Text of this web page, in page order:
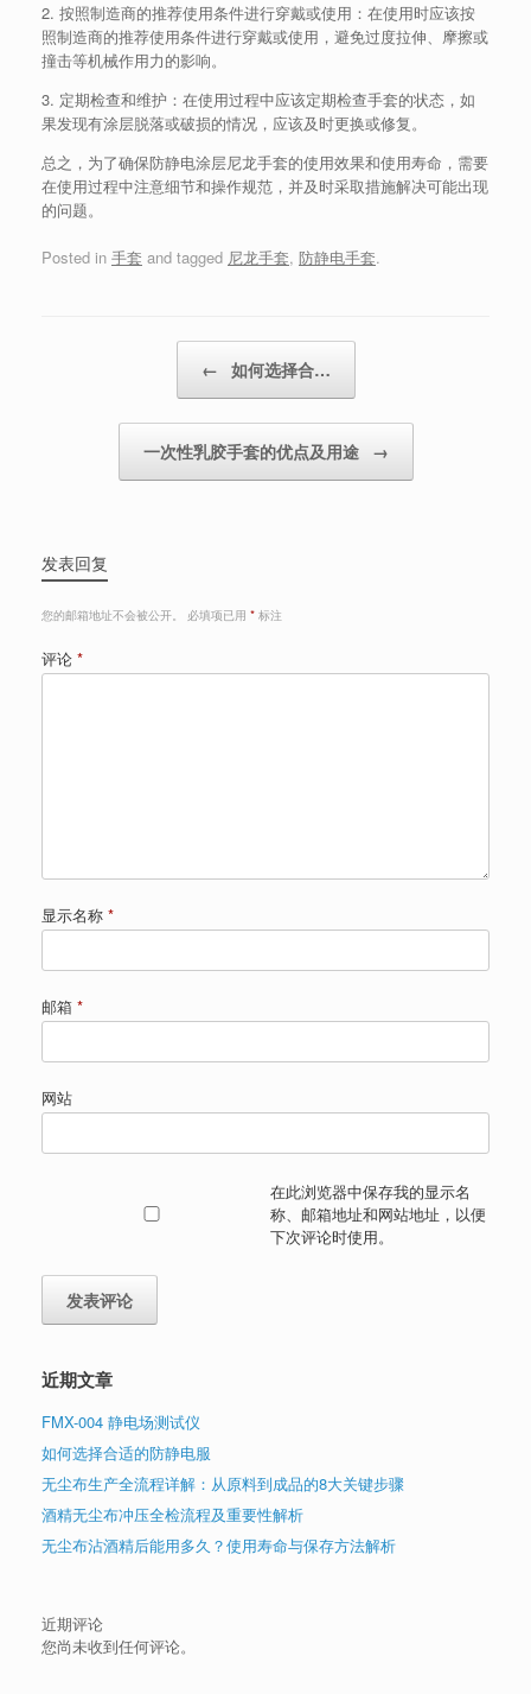
2. 按照制造商的推荐使用条件进行穿戴或使用：在使用时应该按
照制造商的推荐使用条件进行穿戴或使用，避免过度拉伸、摩擦或
撞击等机械作用力的影响。
3. 定期检查和维护：在使用过程中应该定期检查手套的状态，如
果发现有涂层脱落或破损的情况，应该及时更换或修复。
总之，为了确保防静电涂层尼龙手套的使用效果和使用寿命，需要
在使用过程中注意细节和操作规范，并及时采取措施解决可能出现
的问题。
Posted in 手套 and tagged 尼龙手套, 防静电手套.
← 如何选择合…
一次性乳胶手套的优点及用途 →
发表回复
您的邮箱地址不会被公开。 必填项已用 * 标注
评论 *
显示名称 *
邮箱 *
网站
在此浏览器中保存我的显示名
称、邮箱地址和网站地址，以便
下次评论时使用。
近期文章
FMX-004 静电场测试仪
如何选择合适的防静电服
无尘布生产全流程详解：从原料到成品的8大关键步骤
酒精无尘布冲压全检流程及重要性解析
无尘布沾酒精后能用多久？使用寿命与保存方法解析
近期评论
您尚未收到任何评论。